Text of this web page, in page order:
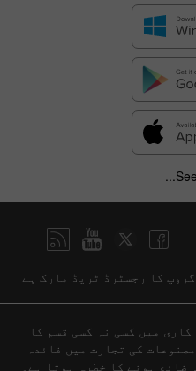
کا رجسٹرڈ ٹریڈ مارک ہے
میں کسی نہ کسی قسم کا
کی تجارت میں فائدہ
ضائع ہونے کا خطرہ ہوتا ہے۔